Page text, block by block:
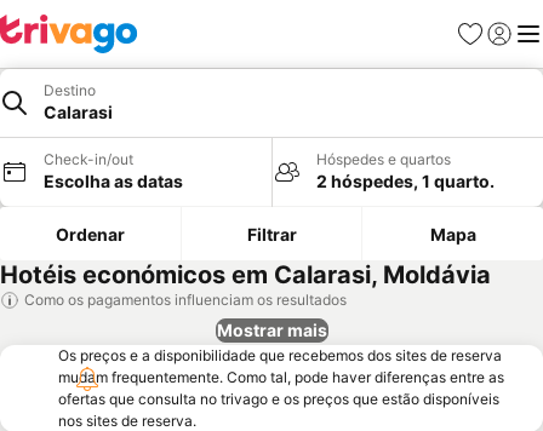
Favoritos
Iniciar
Destino
Calarasi
Check-in/out
Escolha as datas
Hóspedes e quartos
2 hóspedes, 1 quarto.
Ordenar Filtrar Mapa
Hotéis económicos em Calarasi, Moldávia
Como os pagamentos influenciam os resultados
Mostrar mais
Os preços e a disponibilidade que recebemos dos sites de reserva
mudam frequentemente. Como tal, pode haver diferenças entre as
ofertas que consulta no trivago e os preços que estão disponíveis
nos sites de reserva.